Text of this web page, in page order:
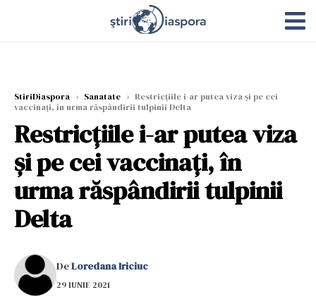
StiriDiaspora › Sanatate › Restricțiile i-ar putea viza și pe cei
vaccinați, în urma răspândirii tulpinii Delta
Restricțiile i-ar putea viza
și pe cei vaccinați, în
urma răspândirii tulpinii
Delta
DeLoredana Iriciuc
29 IUNIE 2021